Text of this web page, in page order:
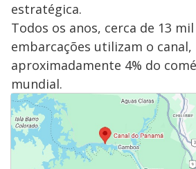
estratégica.
Todos os anos, cerca de 13
embarcações utilizam o
aproximadamente 4% do
mundial.